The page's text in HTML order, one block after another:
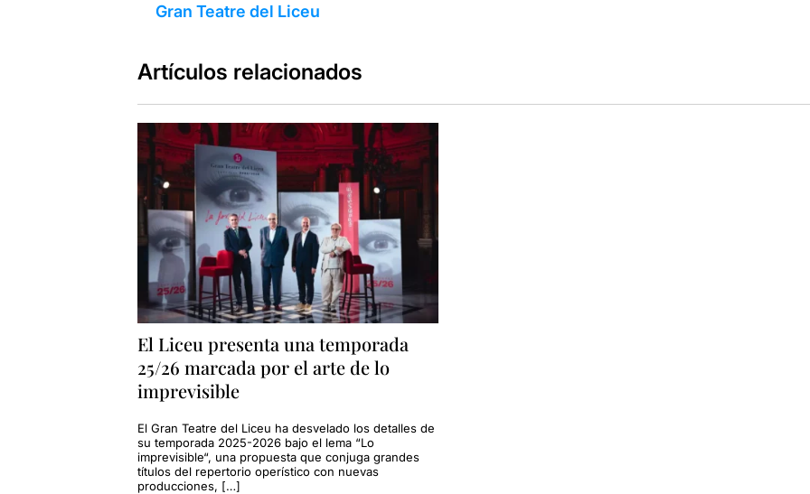
Gran Teatre del Liceu
Artículos relacionados
El Liceu presenta una temporada
25/26 marcada por el arte de lo
imprevisible
El Gran Teatre del Liceu ha desvelado los detalles de
su temporada 2025-2026 bajo el lema “Lo
imprevisible“, una propuesta que conjuga grandes
títulos del repertorio operístico con nuevas
producciones, […]